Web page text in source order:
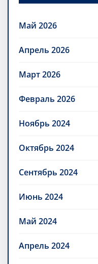
Май 2026
Апрель 2026
Март 2026
Февраль 2026
Ноябрь 2024
Октябрь 2024
Сентябрь 2024
Июнь 2024
Май 2024
Апрель 2024